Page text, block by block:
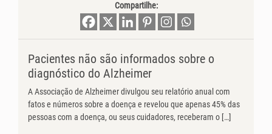
Compartilhe:
Pacientes não são informados sobre o
diagnóstico do Alzheimer
A Associação de Alzheimer divulgou seu relatório anual com
fatos e números sobre a doença e revelou que apenas 45% das
pessoas com a doença, ou seus cuidadores, receberam o […]